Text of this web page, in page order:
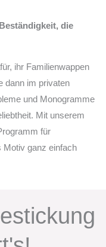
die
ihr Familienwappen
dann im privaten
und Monogramme
Mit unserem
für
Motiv ganz einfach